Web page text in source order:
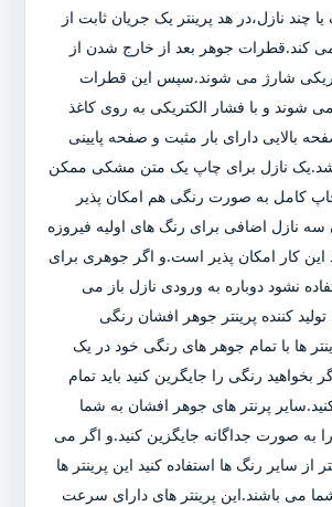
چند نازل،در هد پرینتر یک جریان ثابت از
کند.قطرات جوهر بعد از خارج شدن از
شارژ می شوند.سپس این قطرات
و با فشار الکتریکی به روی کاغذ
بالایی دارای بار مثبت و صفحه پایینی
نازل برای چاپ یک متن مشکی ممکن
کامل به صورت رنگی هم امکان پذیر
نازل اضافی برای رنگ های اولیه فیروزه
این کار امکان پذیر است.و اگر جوهری برای
نشود دوباره به ورودی نازل باز می
کننده پرینتر جوهر افشان رنگی
ها با تمام جوهر های رنگی خود در یک
بخواهید رنگی را جایگرین کنید باید تمام
پرنتر های جوهر افشان به شما
به صورت جداگانه جایگزین کنید.و اگر می
از سایر رنگ ها استفاده کنید این پرینتر ها
می باشند.این پرینتر های دارای سرعت